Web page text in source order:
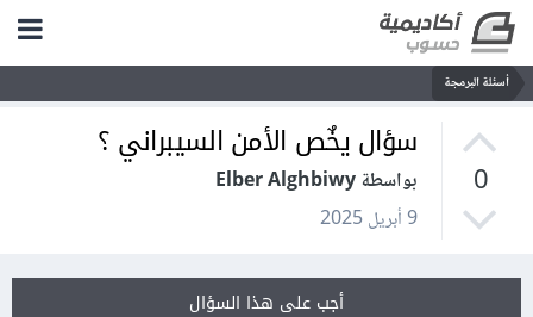
أسئلة البرمجة
0
سؤال يخٌص الأمن السيبراني ؟
بواسطة Elber Alghbiwy
9 أبريل 2025
أجب على هذا السؤال